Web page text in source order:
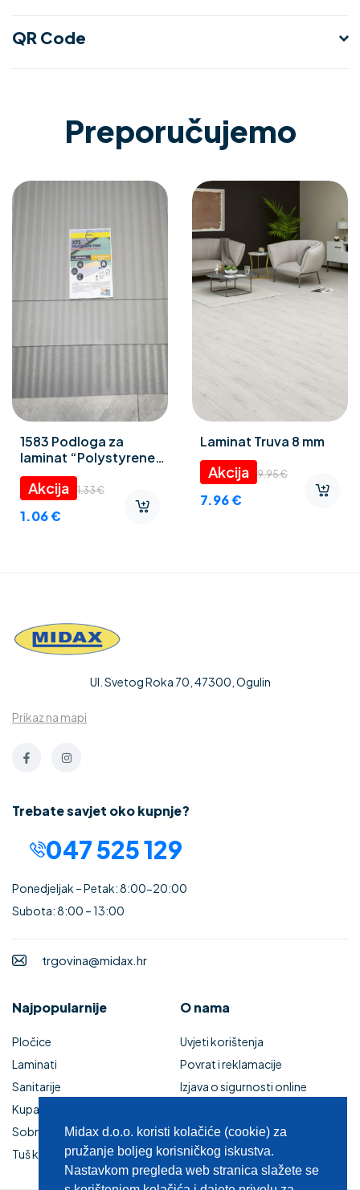
QR Code
Preporučujemo
1583 Podloga za
laminat “Polystyrene
foam” 3 mm
1.33€
1.06€
Laminat Truva 8 mm
9.95€
7.96€
Ul. Svetog Roka 70, 47300, Ogulin
Prikaz na mapi
Trebate savjet oko kupnje?
047 525 129
Ponedjeljak – Petak: 8:00-20:00
Subota: 8:00 – 13:00
trgovina@midax.hr
Najpopularnije
Pločice
Laminati
Sanitarije
Kupaonski namještaj
Sobna vrata
Tuš kabine i kade
O nama
Uvjeti korištenja
Povrat i reklamacije
Izjava o sigurnosti online
Kupaonski namještaj
Zaštita privatnosti
Midax d.o.o. koristi kolačiće (cookie) za
pružanje boljeg korisničkog iskustva.
Nastavkom pregleda web stranica slažete se